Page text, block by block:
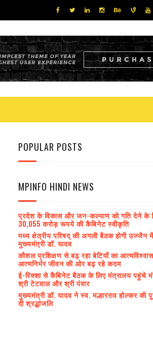
POPULAR POSTS
MPINFO HINDI NEWS
प्रदेश के विकास और जन-कल्याण को गति देने के
30,055 करोड़ रूपये की कैबिनेट स्वीकृति
मध्य क्षेत्रीय परिषद् की अगली बैठक होगी उज्जैन
मुख्यमंत्री डॉ. यादव
कौशल प्रशिक्षण से बढ़ रहा बेटियों का
आत्मनिर्भर जीवन की ओर बढ़ रहे कदम
ई-रिक्शा से कैबिनेट बैठक के लिए मंत्रालय पहुंचे
श्री टेटवाल और श्री पंवार
मुख्यमंत्री डॉ. यादव ने स्व. मल्हारराव होल्कर की
दी श्रद्धांजलि